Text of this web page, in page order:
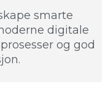
smarte
digitale
og god